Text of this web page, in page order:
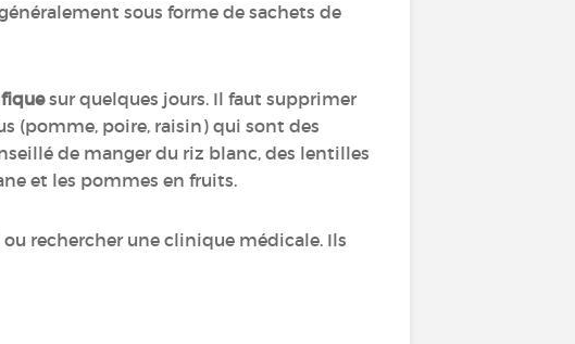
sous forme de sachets de
sur quelques jours. Il faut supprimer
(pomme, poire, raisin) qui sont des
de manger du riz blanc, des lentilles
et les pommes en fruits.
ou rechercher une clinique médicale. Ils